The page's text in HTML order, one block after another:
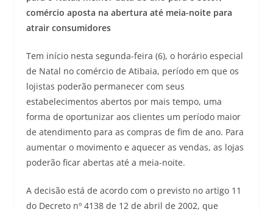
comércio aposta na abertura até meia-noite para
atrair consumidores
Tem início nesta segunda-feira (6), o horário especial
de Natal no comércio de Atibaia, período em que os
lojistas poderão permanecer com seus
estabelecimentos abertos por mais tempo, uma
forma de oportunizar aos clientes um período maior
de atendimento para as compras de fim de ano. Para
aumentar o movimento e aquecer as vendas, as lojas
poderão ficar abertas até a meia-noite.
A decisão está de acordo com o previsto no artigo 11
do Decreto nº 4138 de 12 de abril de 2002, que